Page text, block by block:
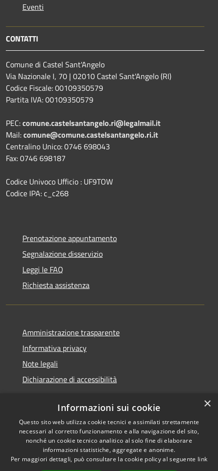
Eventi
CONTATTI
Comune di Castel Sant'Angelo
Via Nazionale I, 70 | 02010 Castel Sant'Angelo (RI)
Codice Fiscale: 00109350579
Partita IVA: 00109350579
PEC:comune.castelsantangelo.ri@legalmail.it
Mail:comune@comune.castelsantangelo.ri.it
Centralino Unico: 0746 698043
Fax: 0746 698187
Codice Univoco Ufficio : UF9TOW
Codice IPA: c_c268
Prenotazione appuntamento
Segnalazione disservizio
Leggi le FAQ
Richiesta assistenza
Amministrazione trasparente
Informativa privacy
Note legali
Dichiarazione di accessibilità
RSS
Accessibilità
Cookie
Copyright © 2026 • Comune di
Castel Sant'Angelo • Powered
byMunicipium•
redazione
×
Informazioni sui cookie
Questo sito web utilizza cookie tecnici e assimilati strettamente
necessari al corretto funzionamento e alla navigazione del sito,
nonché un cookie tecnico analitico al solo fine di elaborare
informazioni statistiche, aggregate e anonime.
Per maggiori dettagli, può consultare la cookie policy al seguente link